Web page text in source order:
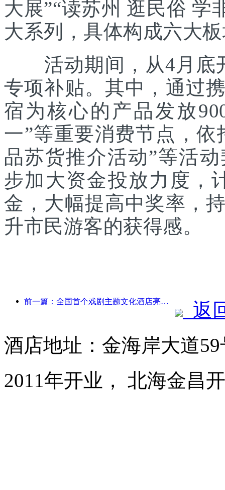
大展”“读苏州 逛民俗 学
大系列，具体构成六大
活动期间，从4月底
专项补贴。其中，通过
宿为核心的产品发放
一”等重要消费节点，
品苏货推介活动”等活
步加大资金投放力度，
金，大幅提高中奖率，
升市民游客的获得感。
前一篇：全国首个戏剧主题文化酒店亮相洛阳
返
酒店地址：金海岸大道59
2011年开业， 北海金